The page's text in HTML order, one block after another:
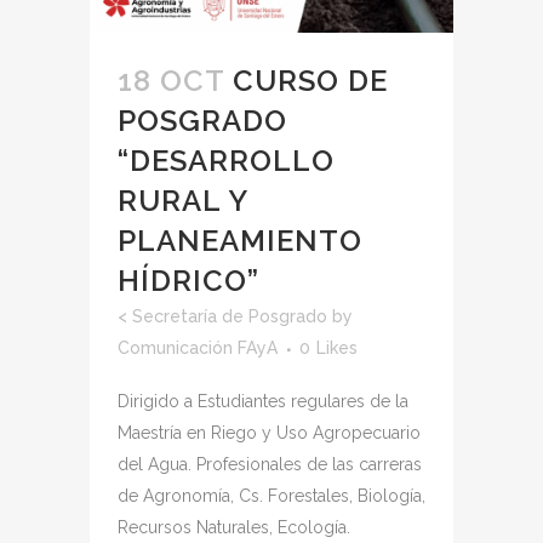
18 OCT CURSO DE
POSGRADO
“DESARROLLO
RURAL Y
PLANEAMIENTO
HÍDRICO”
< Secretaría de Posgrado by
Comunicación FAyA
0 Likes
Dirigido a Estudiantes regulares de la
Maestría en Riego y Uso Agropecuario
del Agua. Profesionales de las carreras
de Agronomía, Cs. Forestales, Biología,
Recursos Naturales, Ecología.